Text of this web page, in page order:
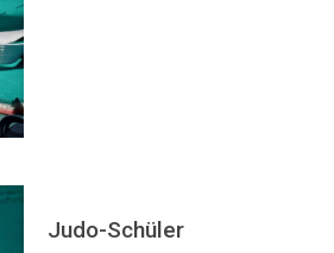
Judo-Schüler